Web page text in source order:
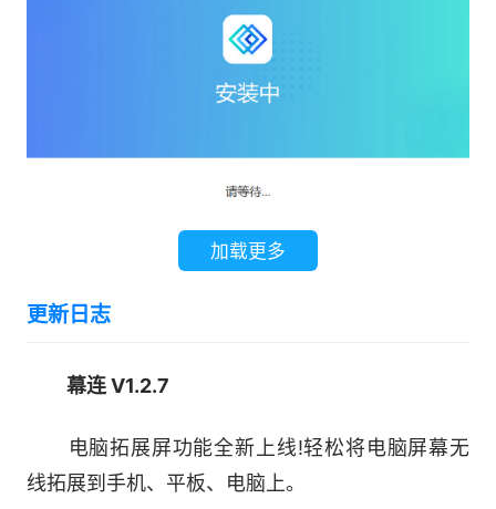
6.高效投屏办公/教学实用工具
200%! 无需繁杂的数据线，无需费时备份会议/教
学资料，使用幕连，会议/教学期间轻松在大屏幕
展示PPT、报告等等。有了幕连，工作变得更加高
7.新手友好
界面简洁，操作简单，新手小白也能快速使用
8.稳定流畅
加载更多
更新日志
幕连 V1.2.7
电脑拓展屏功能全新上线!轻松将电脑屏幕无
线拓展到手机、平板、电脑上。